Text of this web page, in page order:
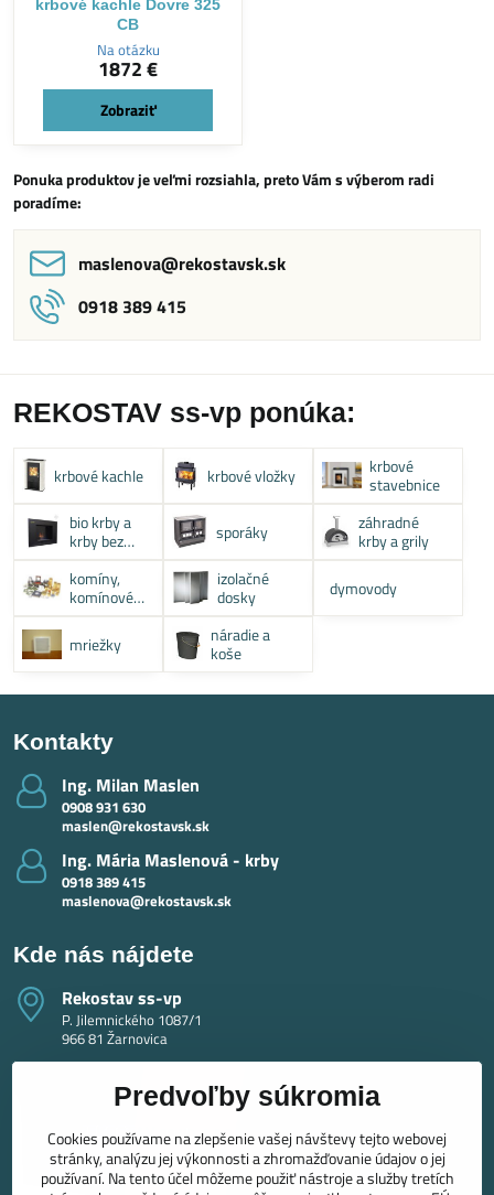
krbové kachle Dovre 325
CB
Na otázku
1872 €
Zobraziť
Ponuka produktov je veľmi rozsiahla, preto Vám s výberom radi
poradíme:
maslenova​@rekostavsk​.sk
0918 389 415
REKOSTAV ss-vp ponúka:
krbové kachle krbové vložky
krbové
stavebnice
bio krby a
krby bez
komína
sporáky
záhradné
krby a grily
komíny,
komínové
systémy
izolačné
dosky
dymovody
mriežky
náradie a
koše
Kontakty
Ing​. Milan Maslen
0908 931 630
maslen@rekostavsk.sk
Ing​. Mária Maslenová - krby
0918 389 415
maslenova@rekostavsk.sk
Kde nás nájdete
Rekostav ss-vp
P. Jilemnického 1087/1
966 81 Žarnovica
Predvoľby súkromia
Cookies používame na zlepšenie vašej návštevy tejto webovej
stránky, analýzu jej výkonnosti a zhromažďovanie údajov o jej
používaní. Na tento účel môžeme použiť nástroje a služby tretích